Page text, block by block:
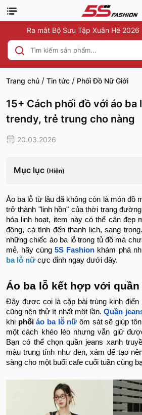
Ra mắt Bộ Sưu Tập Xuân Hè
Trang chủ / Tin tức / Phối Đồ Nữ Giới
15+ Cách phối đồ với áo ba
trendy, trẻ trung cho nàng
20.03.2026
Mục lục (Hiện)
Áo ba lỗ từ lâu đã không còn là món đồ
trở thành "linh hồn" của thời trang
hóa linh hoạt, item này có thể cân đẹp
động, cá tính đến thanh lịch, sang
những chiếc áo ba lỗ trong tủ đồ mà
mẻ, hãy cùng5S Fashion khám phá
ba lỗ nữ cực đỉnh ngay dưới đây.
Áo ba lỗ kết hợp với
Đây được coi là cặp bài trùng kinh điển
cũng nên thử ít nhất một lần.Quần
khi phốiáo ba lỗ nữ ôm sát sẽ giúp
một cách khéo léo nhưng vẫn giữ
Bạn có thể chọn quần jeans xanh
màu trung tính như đen, xám để tạo
sàng cho một buổi cafe cuối tuần cùng